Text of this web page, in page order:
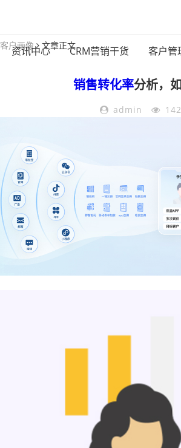
资讯中心 CRM营销干货 客户管
客户画像 文章正文
销售转化率分析，
admin